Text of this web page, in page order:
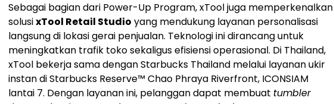
Sebagai bagian dari Power-Up Program, xTool juga memperkenalkan
solusixTool Retail Studio yang mendukung layanan personalisasi
langsung di lokasi gerai penjualan. Teknologi ini dirancang untuk
meningkatkan trafik toko sekaligus efisiensi operasional. Di Thailand,
xTool bekerja sama dengan Starbucks Thailand melalui layanan ukir
instan di Starbucks Reserve™ Chao Phraya Riverfront, ICONSIAM
lantai 7. Dengan layanan ini, pelanggan dapat membuat tumbler